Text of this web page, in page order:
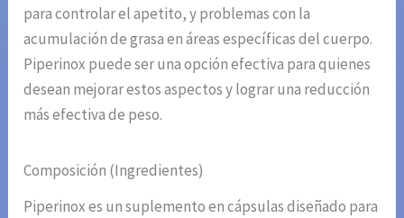
para controlar el apetito, y problemas con la
acumulación de grasa en áreas específicas del cuerpo.
Piperinox puede ser una opción efectiva para quienes
desean mejorar estos aspectos y lograr una reducción
más efectiva de peso.
Composición (Ingredientes)
Piperinox es un suplemento en cápsulas diseñado para